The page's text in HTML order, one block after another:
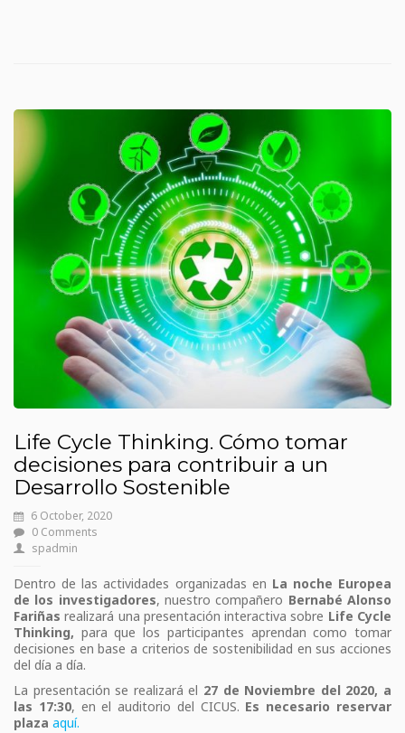
Life Cycle Thinking. Cómo tomar
decisiones para contribuir a un
Desarrollo Sostenible
6 October, 2020
0 Comments
spadmin
Dentro de las actividades organizadas en La noche Europea
de los investigadores, nuestro compañero Bernabé Alonso
Fariñas realizará una presentación interactiva sobre Life Cycle
Thinking, para que los participantes aprendan como tomar
decisiones en base a criterios de sostenibilidad en sus acciones
del día a día.
La presentación se realizará el 27 de Noviembre del 2020, a
las 17:30, en el auditorio del CICUS. Es necesario reservar
plaza aquí.